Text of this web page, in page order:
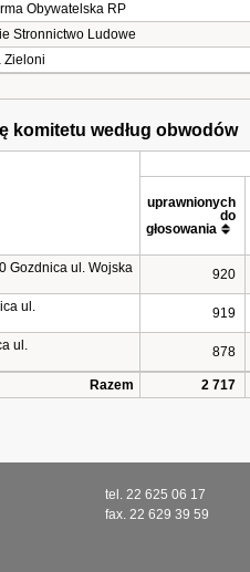
Obywatelska RP
Stronnictwo Ludowe
Zieloni
komitetu według obwodów
uprawnionych
do
głosowania
Gozdnica ul. Wojska
920
ul.
919
ul.
878
Razem 2 717
tel. 22 625 06 17
fax. 22 629 39 59